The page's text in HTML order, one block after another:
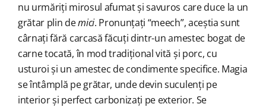
nu urmăriți mirosul afumat și savuros care duce la un
grătar plin demici. Pronunțați “meech”, aceștia sunt
cârnați fără carcasă făcuți dintr-un amestec bogat de
carne tocată, în mod tradițional vită și porc, cu
usturoi și un amestec de condimente specifice. Magia
se întâmplă pe grătar, unde devin suculenți pe
interior și perfect carbonizați pe exterior. Se